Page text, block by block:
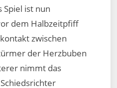
Spiel ist nun
dem Halbzeitpfiff
zwischen
der Herzbuben
nimmt das